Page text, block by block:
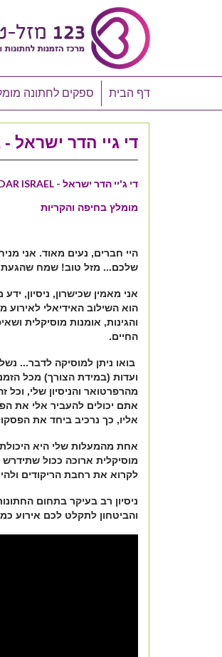
דף הבית ספקים לחתונה
די גיי הדר ישראל - DJ HADAR ISRAEL
די ג'יי הדר ישראל - DJ HADAR ISRAEL
מומלץ בחיפה והקריות
היי חברים, נעים מאוד. אני
שלכם... מזל טוב! שמח
אני מאמין שכישרון, ניסיון,
הוא השילוב האידיאלי לאירוע
והגינות, אומנות מוסיקלית
החיים.
​בואו ניתן למוסיקה לדבר...
ועדות (במידת הצורך) מכל
אתם יכולים להעביר אלי את
אליו, כך נרכיב ביחד את
אחת מהמעלות שלי היא
מוסיקלית ארוכה ככול
לקרוא את רחבת הריקודים
ניסיון רב בעיקר בתחום
והביטחון לתקלט לכם אירוע